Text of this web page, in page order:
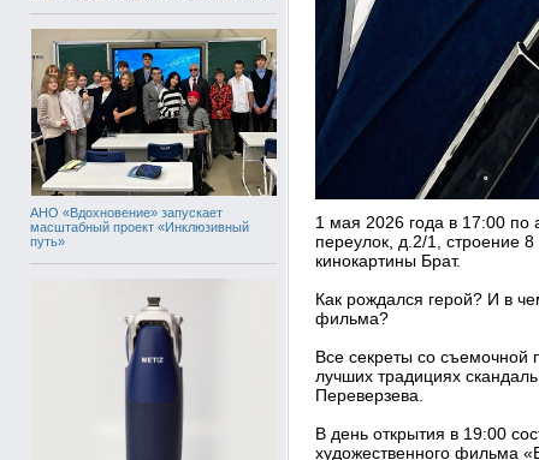
АНО «Вдохновение» запускает
масштабный проект «Инклюзивный
путь»
1 мая 2026 года в 17:00 по
переулок, д.2/1, строение
кинокартины Брат.
Как рождался герой? И в
фильма?
Все секреты со съемочной
лучших традициях
Переверзева.
В день открытия в 19:00
художественного фильма